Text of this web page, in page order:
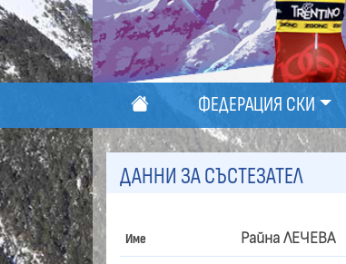
ФЕДЕРАЦИЯ СКИ
ДАННИ ЗА СЪСТЕЗАТЕЛ
Име Райна ЛЕЧЕВА